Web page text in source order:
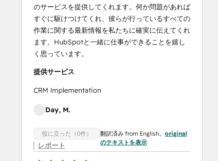
のサービスを提供してくれます。何か問題があれば
すぐに駆けつけてくれ、彼らが行っているすべての
作業に関する最新情報を私たちに確実に伝えてくれ
ます。HubSpotと一緒に仕事ができることを嬉し
く思っています。
提供サービス
CRM Implementation
Day, M.
役に立った（0件）
レポート
翻訳済み from English。 original
のテキストを表示